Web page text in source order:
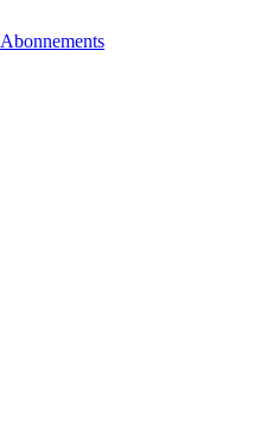
Abonnements